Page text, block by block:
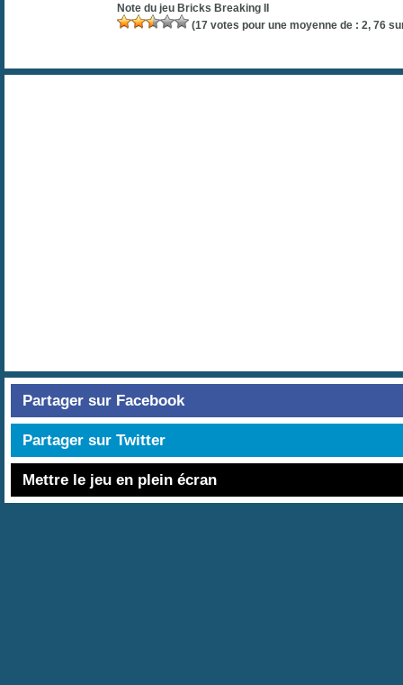
Note du jeu Bricks Breaking II
(17 votes pour une moyenne de : 2, 76
Partager sur Facebook
Partager sur Twitter
Mettre le jeu en plein écran